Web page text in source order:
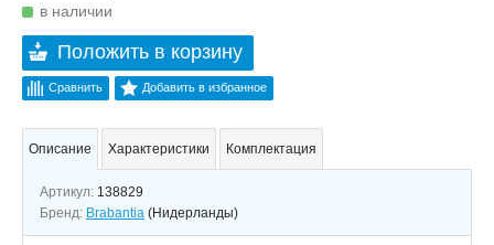
в наличии
Положить в корзину
Сравнить Добавить в избранное
Описание Характеристики Комплектация
Артикул: 138829
Бренд: Brabantia (Нидерланды)